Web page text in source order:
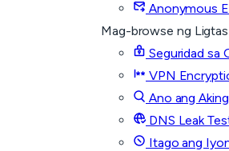
Anonymous
Mag-browse ng Ligtas
Seguridad sa
VPN
Ano ang
DNS Leak
Itago ang